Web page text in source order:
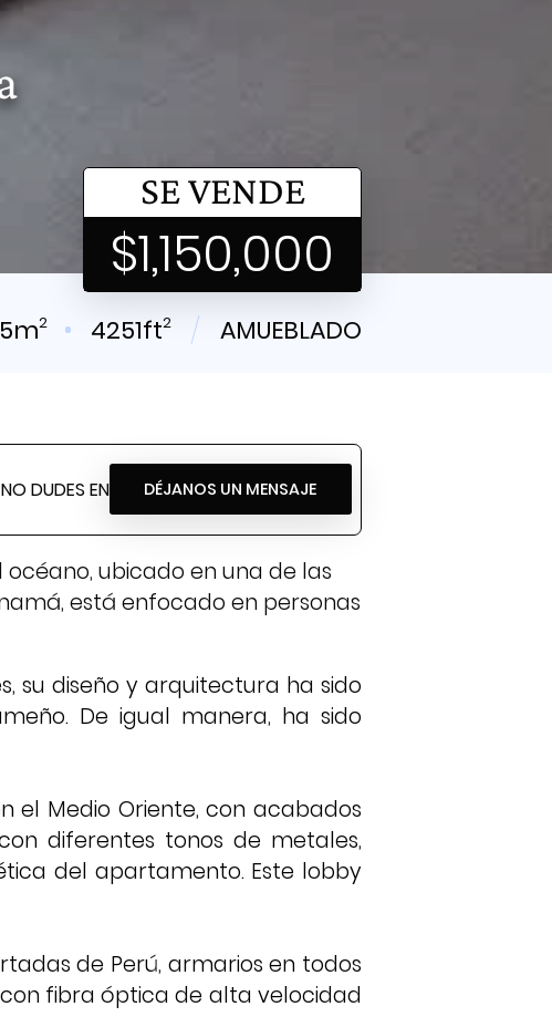
2 4251ft2 AMUEBLADO
SE VENDE
$1,150,000
DUDES EN DÉJANOS UN MENSAJE
ubicado en una de las
está enfocado en personas
su diseño y arquitectura ha sido
De igual manera, ha sido
el Medio Oriente, con acabados
diferentes tonos de metales,
del apartamento. Este lobby
de Perú, armarios en todos
fibra óptica de alta velocidad